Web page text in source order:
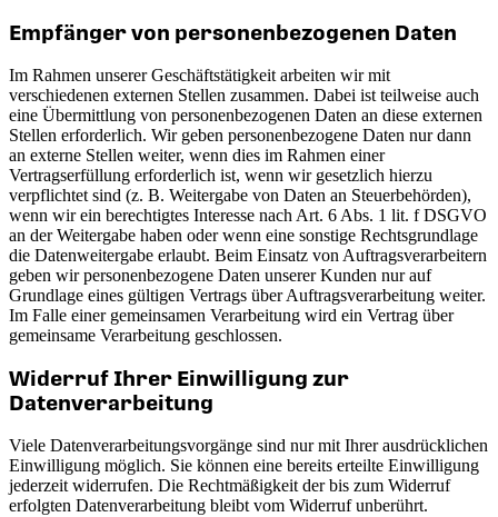
Empfänger von personenbezogenen Daten
Im Rahmen unserer Geschäftstätigkeit arbeiten wir mit
verschiedenen externen Stellen zusammen. Dabei ist teilweise auch
eine Übermittlung von personenbezogenen Daten an diese externen
Stellen erforderlich. Wir geben personenbezogene Daten nur dann
an externe Stellen weiter, wenn dies im Rahmen einer
Vertragserfüllung erforderlich ist, wenn wir gesetzlich hierzu
verpflichtet sind (z. B. Weitergabe von Daten an Steuerbehörden),
wenn wir ein berechtigtes Interesse nach Art. 6 Abs. 1 lit. f DSGVO
an der Weitergabe haben oder wenn eine sonstige Rechtsgrundlage
die Datenweitergabe erlaubt. Beim Einsatz von Auftragsverarbeitern
geben wir personenbezogene Daten unserer Kunden nur auf
Grundlage eines gültigen Vertrags über Auftragsverarbeitung weiter.
Im Falle einer gemeinsamen Verarbeitung wird ein Vertrag über
gemeinsame Verarbeitung geschlossen.
Widerruf Ihrer Einwilligung zur
Datenverarbeitung
Viele Datenverarbeitungsvorgänge sind nur mit Ihrer ausdrücklichen
Einwilligung möglich. Sie können eine bereits erteilte Einwilligung
jederzeit widerrufen. Die Rechtmäßigkeit der bis zum Widerruf
erfolgten Datenverarbeitung bleibt vom Widerruf unberührt.